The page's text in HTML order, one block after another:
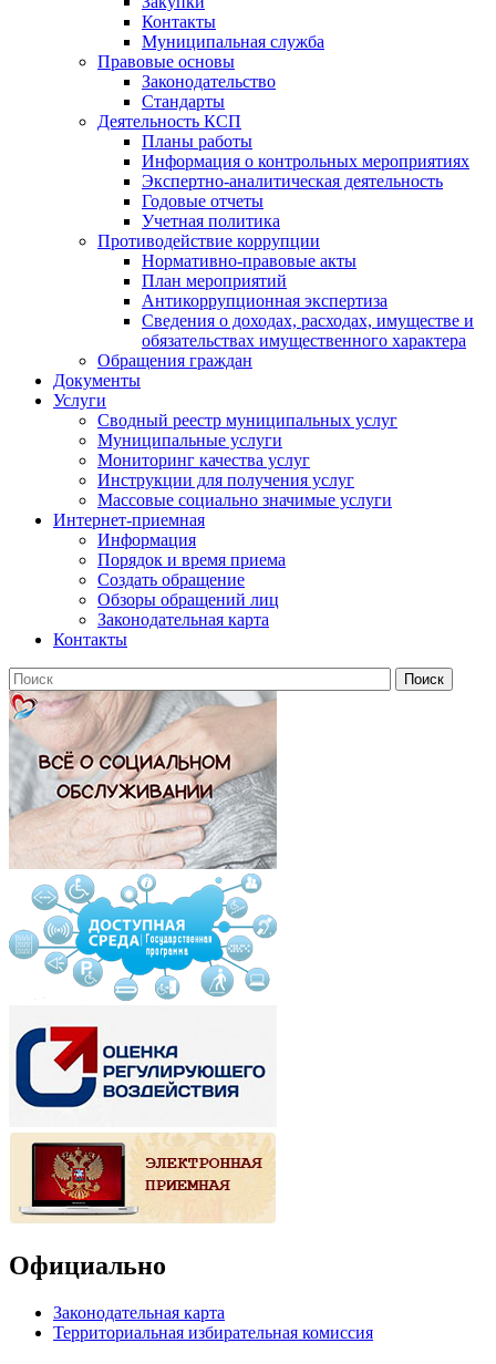
Контакты
Муниципальная служба
Правовые основы
Законодательство
Стандарты
Деятельность КСП
Планы работы
Информация о контрольных мероприятиях
Экспертно-аналитическая деятельность
Годовые отчеты
Учетная политика
Противодействие коррупции
Нормативно-правовые акты
План мероприятий
Антикоррупционная экспертиза
Сведения о доходах, расходах, имуществе и
обязательствах имущественного характера
Обращения граждан
Документы
Услуги
Сводный реестр муниципальных услуг
Муниципальные услуги
Мониторинг качества услуг
Инструкции для получения услуг
Массовые социально значимые услуги
Интернет-приемная
Информация
Порядок и время приема
Создать обращение
Обзоры обращений лиц
Законодательная карта
Контакты
Официально
Законодательная карта
Территориальная избирательная комиссия